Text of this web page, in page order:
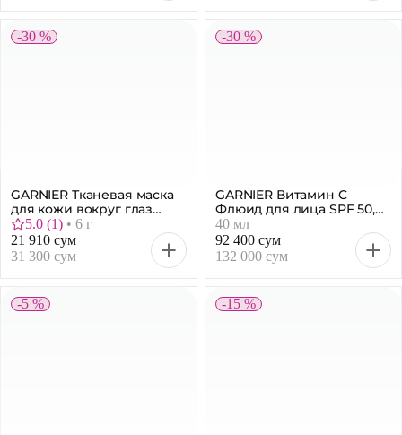
-30 %
GARNIER Тканевая маска
для кожи вокруг глаз
Увлажнение и упругость
Кокос, 6 г
5.0 (1) • 6 г
21 910 сум
31 300 сум
-30 %
GARNIER Витамин C
Флюид для лица SPF 50,
40 мл
40 мл
92 400 сум
132 000 сум
-5 % -15 %